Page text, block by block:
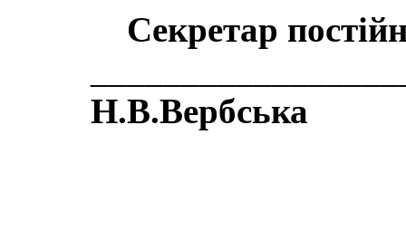
Секретар
Н.В.Вербська